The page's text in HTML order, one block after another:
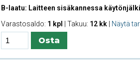
B-laatu: Laitteen sisäkannessa
Varastosaldo: 1 kpl | Takuu: 12 kk| Näytä